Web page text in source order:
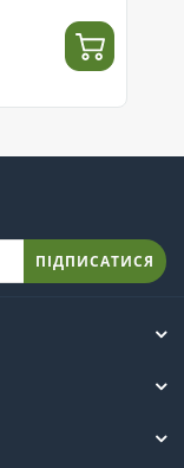
ПІДПИСАТИСЯ